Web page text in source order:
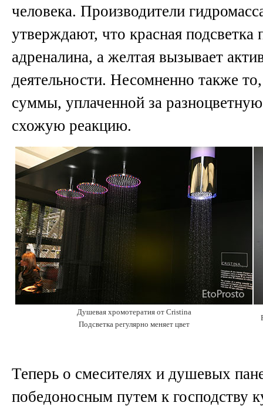
человека. Производители
утверждают, что красная
адреналина, а желтая вызывает
деятельности. Несомненно также
суммы, уплаченной за
схожую реакцию.
Душевая хромотератия от Cristina
Подсветка регулярно меняет цвет
Теперь о смесителях и душевых
победоносным путем к господству